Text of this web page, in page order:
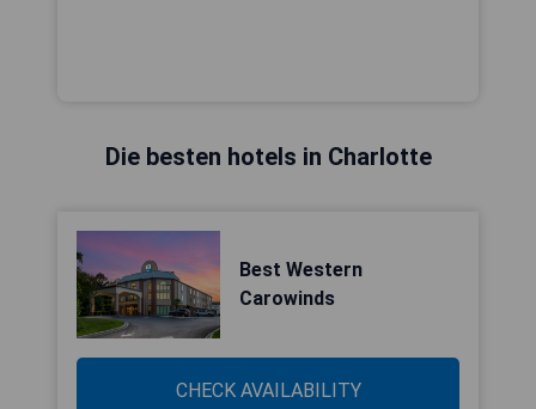
Die besten hotels in Charlotte
Best Western
Carowinds
CHECK AVAILABILITY